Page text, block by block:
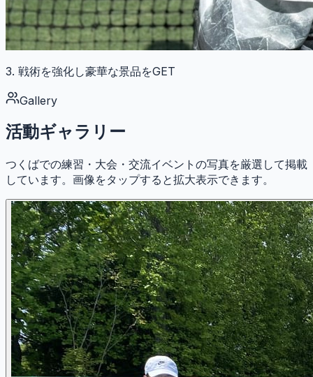
3. 戦術を強化し豪華な景品をGET
Gallery
活動ギャラリー
つくばでの練習・大会・交流イベントの写真を厳選して掲載
しています。画像をタップすると拡大表示できます。